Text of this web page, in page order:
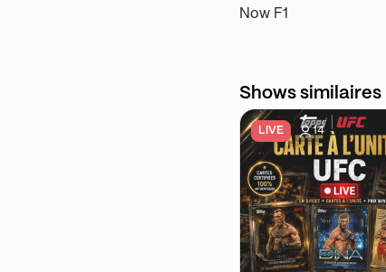
Now F1
Shows similaires
LIVE 14